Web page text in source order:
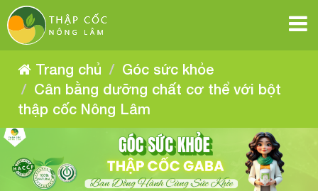
Cân
bằng
dưỡng
chất
cơ
thể
với
Cân
bằng
dưỡng
chất
cơ
thể
với
bột
Cân
bằng
dưỡng
chất
thể
với
bột
thập
cốc
Cân
bằng
dưỡng
chất
thập
cốc
Nông
Lâm
Cân
bằng
dưỡng
chất
Nông
bằng
dưỡng
chất
Nông
Trang chủ
Góc sức khỏe
Cân bằng dưỡng chất cơ thể với bột
thập cốc Nông Lâm